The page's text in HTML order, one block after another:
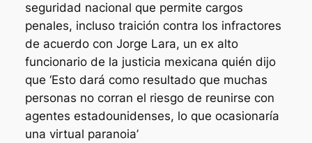
seguridad nacional que permite cargos
penales, incluso traición contra los infractores
de acuerdo con Jorge Lara, un ex alto
funcionario de la justicia mexicana quién dijo
que ‘Esto dará como resultado que muchas
personas no corran el riesgo de reunirse con
agentes estadounidenses, lo que ocasionaría
una virtual paranoia’